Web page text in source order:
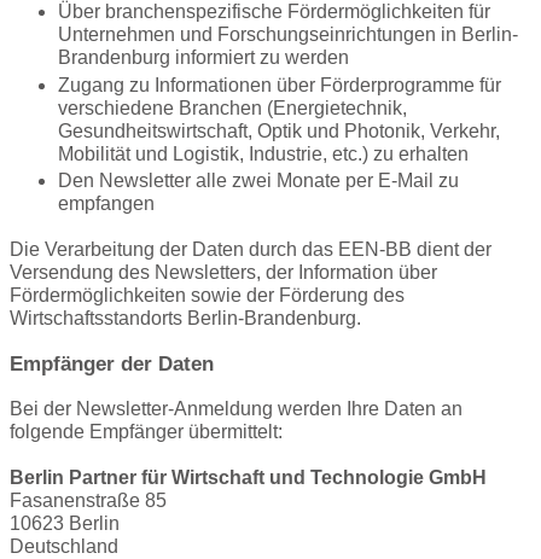
Über branchenspezifische Fördermöglichkeiten für
Unternehmen und Forschungseinrichtungen in Berlin-
Brandenburg informiert zu werden
Zugang zu Informationen über Förderprogramme für
verschiedene Branchen (Energietechnik,
Gesundheitswirtschaft, Optik und Photonik, Verkehr,
Mobilität und Logistik, Industrie, etc.) zu erhalten
Den Newsletter alle zwei Monate per E-Mail zu
empfangen
Die Verarbeitung der Daten durch das EEN-BB dient der
Versendung des Newsletters, der Information über
Fördermöglichkeiten sowie der Förderung des
Wirtschaftsstandorts Berlin-Brandenburg.
Empfänger der Daten
Bei der Newsletter-Anmeldung werden Ihre Daten an
folgende Empfänger übermittelt:
Berlin Partner für Wirtschaft und Technologie GmbH
Fasanenstraße 85
10623 Berlin
Deutschland